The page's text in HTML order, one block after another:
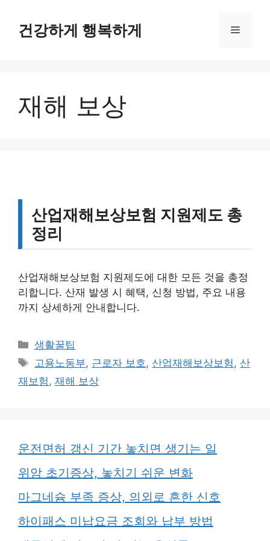
건강하게 행복하게 메
재해 보상
산업재해보상보험 지원제도 총
정리
산업재해보상보험 지원제도에 대한 모든 것을 총정
리합니다. 산재 발생 시 혜택, 신청 방법, 주요 내용
까지 상세하게 안내합니다.
카
테
리
생활꿀팁
태
그
고용노동부, 근로자 보호,산업재해보상보험,산
재보험, 재해 보상
운전면허 갱신 기간 놓치면 생기는 일
위암 초기증상, 놓치기 쉬운 변화
마그네슘 부족 증상, 의외로 흔한 신호
하이패스 미납요금 조회와 납부 방법